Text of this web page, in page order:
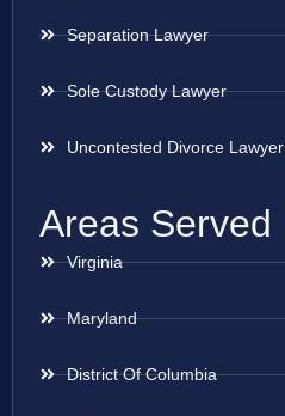
Separation Lawyer
Sole Custody Lawyer
Uncontested Divorce Lawyer
Areas Served
Virginia
Maryland
District Of Columbia